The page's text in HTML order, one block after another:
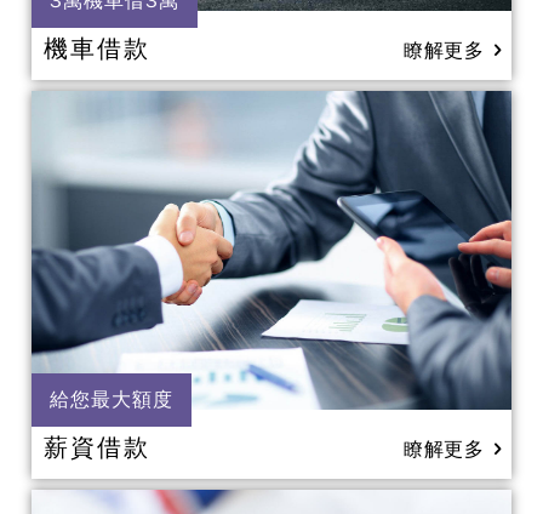
機車借款 瞭解更多
給您最大額度
薪資借款 瞭解更多